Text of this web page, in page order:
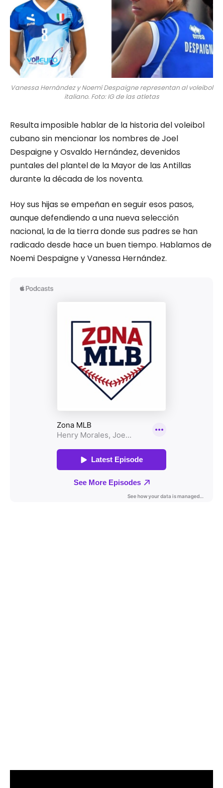
Vanessa Hernández y Noemí Despaigne representan al voleibol
italiano. Foto: IG de las atletas
Resulta imposible hablar de la historia del voleibol
cubano sin mencionar los nombres de Joel
Despaigne y Osvaldo Hernández, devenidos
puntales del plantel de la Mayor de las Antillas
durante la década de los noventa.
Hoy sus hijas se empeñan en seguir esos pasos,
aunque defendiendo a una nueva selección
nacional, la de la tierra donde sus padres se han
radicado desde hace un buen tiempo. Hablamos de
Noemi Despaigne y Vanessa Hernández.